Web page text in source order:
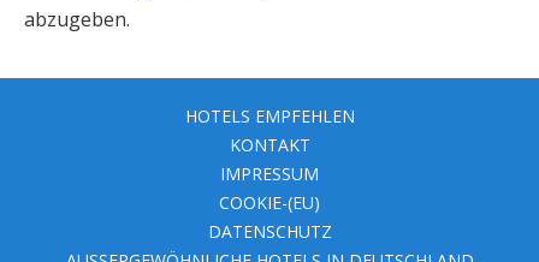
abzugeben.
HOTELS EMPFEHLEN
KONTAKT
IMPRESSUM
COOKIE-(EU)
DATENSCHUTZ